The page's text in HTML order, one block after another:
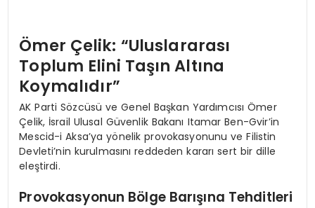
Ömer Çelik: “Uluslararası
Toplum Elini Taşın Altına
Koymalıdır”
AK Parti Sözcüsü ve Genel Başkan Yardımcısı Ömer
Çelik, İsrail Ulusal Güvenlik Bakanı Itamar Ben-Gvir’in
Mescid-i Aksa’ya yönelik provokasyonunu ve Filistin
Devleti’nin kurulmasını reddeden kararı sert bir dille
eleştirdi.
Provokasyonun Bölge Barışına Tehditleri